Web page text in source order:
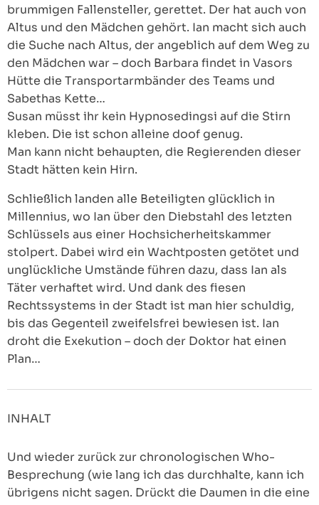
brummigen Fallensteller, gerettet. Der hat auch von
Altus und den Mädchen gehört. Ian macht sich auch
die Suche nach Altus, der angeblich auf dem Weg zu
den Mädchen war – doch Barbara findet in Vasors
Hütte die Transportarmbänder des Teams und
Sabethas Kette…
Susan müsst ihr kein Hypnosedingsi auf die Stirn
kleben. Die ist schon alleine doof genug.
Man kann nicht behaupten, die Regierenden dieser
Stadt hätten kein Hirn.
Schließlich landen alle Beteiligten glücklich in
Millennius, wo Ian über den Diebstahl des letzten
Schlüssels aus einer Hochsicherheitskammer
stolpert. Dabei wird ein Wachtposten getötet und
unglückliche Umstände führen dazu, dass Ian als
Täter verhaftet wird. Und dank des fiesen
Rechtssystems in der Stadt ist man hier schuldig,
bis das Gegenteil zweifelsfrei bewiesen ist. Ian
droht die Exekution – doch der Doktor hat einen
Plan…
INHALT
Und wieder zurück zur chronologischen Who-
Besprechung (wie lang ich das durchhalte, kann ich
übrigens nicht sagen. Drückt die Daumen in die eine